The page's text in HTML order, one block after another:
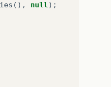
(), null );